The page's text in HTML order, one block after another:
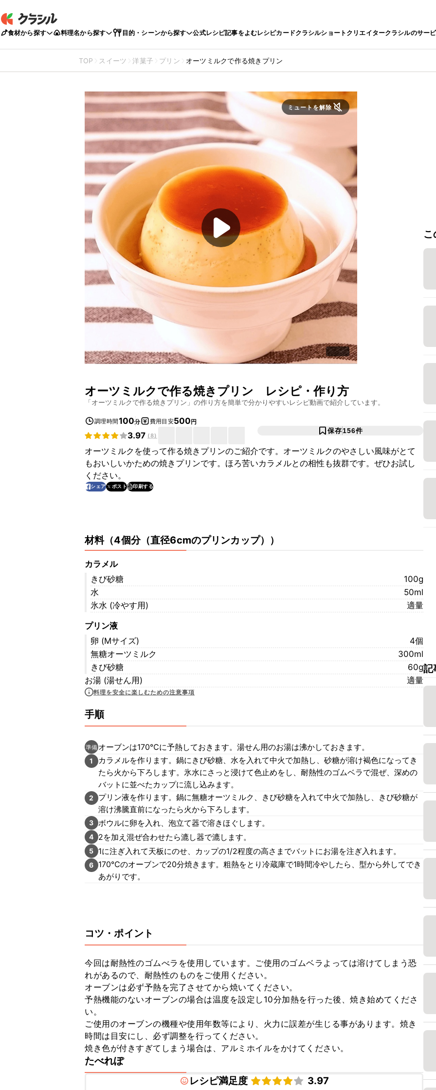
食材から探す 料理名から探す 目的・シーンから探す 公式レシピ記事をよむレシピカードクラシルショートクリエイタークラシルのサー
TOP スイーツ 洋菓子 プリン オーツミルクで作る焼きプリン
ミュートを解除
オーツミルクで作る焼きプリン レシピ・作り方
「オーツミルクで作る焼きプリン 」の作り方を簡単で分かりやすいレシピ動画で紹介しています。
調理時間100分 費用目安500円
3.97 (8)
保存156件
オーツミルクを使って作る焼きプリンのご紹介です。オーツミルクのやさしい風味がとて
もおいしいかための焼きプリンです。ほろ苦いカラメルとの相性も抜群です。ぜひお試し
ください。
シェア ポスト 印刷する
材料（4個分（直径6cmのプリンカップ） ）
カラメル
きび砂糖
100g
水
50ml
氷水 (冷やす用)
適量
プリン液
卵 (Mサイズ)
4個
無糖オーツミルク
300ml
きび砂糖
60g
お湯 (湯せん用)
適量
料理を安全に楽しむための注意事項
手順
準備 オーブンは170℃に予熱しておきます。湯せん用のお湯は沸かしておきます。
1
カラメルを作ります。鍋にきび砂糖、水を入れて中火で加熱し、砂糖が溶け褐色になってき
たら火から下ろします。氷水にさっと浸けて色止めをし、耐熱性のゴムベラで混ぜ、深めの
バットに並べたカップに流し込みます。
2
プリン液を作ります。鍋に無糖オーツミルク、きび砂糖を入れて中火で加熱し、きび砂糖が
溶け沸騰直前になったら火から下ろします。
3 ボウルに卵を入れ、泡立て器で溶きほぐします。
4 2を加え混ぜ合わせたら漉し器で漉します。
5 1に注ぎ入れて天板にのせ、カップの1/2程度の高さまでバットにお湯を注ぎ入れます。
6
170℃のオーブンで20分焼きます。粗熱をとり冷蔵庫で1時間冷やしたら、型から外してでき
あがりです。
コツ・ポイント
今回は耐熱性のゴムべラを使用しています。ご使用のゴムベラよっては溶けてしまう恐
れがあるので、耐熱性のものをご使用ください。
オーブンは必ず予熱を完了させてから焼いてください。
予熱機能のないオーブンの場合は温度を設定し10分加熱を行った後、焼き始めてくださ
い。
ご使用のオーブンの機種や使用年数等により、火力に誤差が生じる事があります。焼き
時間は目安にし、必ず調整を行ってください。
焼き色が付きすぎてしまう場合は、アルミホイルをかけてください。
たべれぽ
レシピ満足度
3.97
記